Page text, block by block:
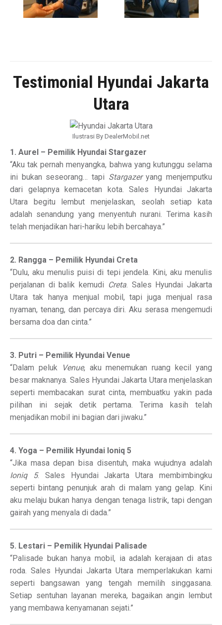
Testimonial Hyundai Jakarta
Utara
Ilustrasi By DealerMobil.net
1. Aurel – Pemilik Hyundai Stargazer
“Aku tak pernah menyangka, bahwa yang kutunggu selama
ini bukan seseorang… tapi Stargazeryang menjemputku
dari gelapnya kemacetan kota. Sales Hyundai Jakarta
Utara begitu lembut menjelaskan, seolah setiap kata
adalah senandung yang menyentuh nurani. Terima kasih
telah menjadikan hari-hariku lebih bercahaya.”
2. Rangga – Pemilik Hyundai Creta
“Dulu, aku menulis puisi di tepi jendela. Kini, aku menulis
perjalanan di balik kemudi Creta. Sales Hyundai Jakarta
Utara tak hanya menjual mobil, tapi juga menjual rasa
nyaman, tenang, dan percaya diri. Aku serasa mengemudi
bersama doa dan cinta.”
3. Putri – Pemilik Hyundai Venue
“Dalam peluk
Venue, aku menemukan ruang kecil yang
besar maknanya. Sales Hyundai Jakarta Utara menjelaskan
seperti membacakan surat cinta, membuatku yakin pada
pilihan ini sejak detik pertama. Terima kasih telah
menjadikan mobil ini bagian dari jiwaku.”
4. Yoga – Pemilik Hyundai Ioniq 5
“Jika masa depan bisa disentuh, maka wujudnya adalah
Ioniq 5. Sales Hyundai Jakarta Utara membimbingku
seperti bintang penunjuk arah di malam yang gelap. Kini
aku melaju bukan hanya dengan tenaga listrik, tapi dengan
gairah yang menyala di dada.”
5. Lestari – Pemilik Hyundai Palisade
“Palisade bukan hanya mobil, ia adalah kerajaan di atas
roda. Sales Hyundai Jakarta Utara memperlakukan kami
seperti bangsawan yang tengah memilih singgasana.
Setiap sentuhan layanan mereka, bagaikan angin lembut
yang membawa kenyamanan sejati.”